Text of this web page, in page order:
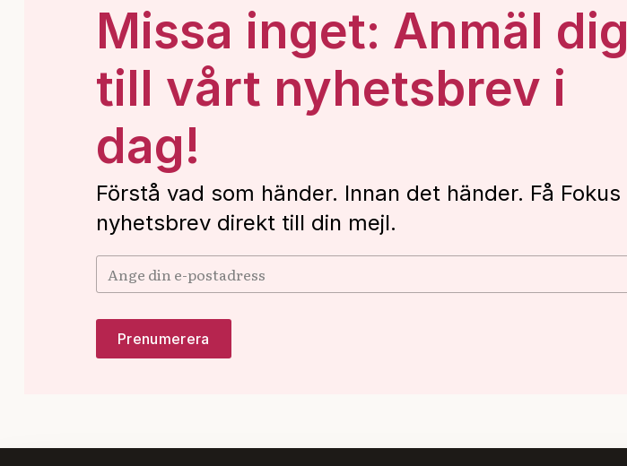
Missa inget: Anmäl dig
till vårt nyhetsbrev i
dag!
Förstå vad som händer. Innan det händer. Få Fokus
nyhetsbrev direkt till din mejl.